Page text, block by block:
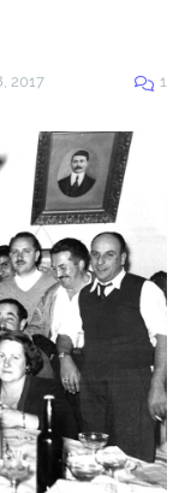
2017 1